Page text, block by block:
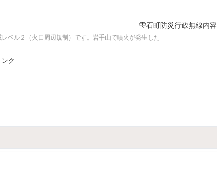
雫石町防災行政無線内容
ベル２（火口周辺規制）です。岩手山で噴火が発生した
ク